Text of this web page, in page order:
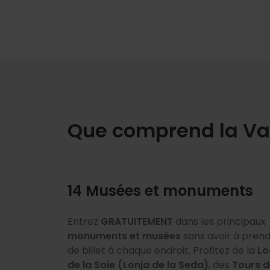
Que comprend la
14 Musées et monuments
Entrez GRATUITEMENT dans les principaux
monuments et musées sans avoir à
de billet à chaque endroit. Profitez de la
de la Soie (Lonja de la Seda), des Tours
Jusqu'à 50 % de réduction sur les principales
attractions touristiques de la ville telles
Cité des Arts et des Sciences,
l'Oceanogràfic, le Bioparc, le Bus
Seulement dans les modes 24, 48 et 72
heures, déplacez-vous confortablement à
La modalité de 7 joursinclut en exclusivité
l'entrée gratuite à laCathédrale de